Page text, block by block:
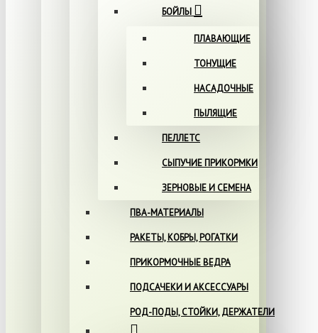
БОЙЛЫ
ПЛАВАЮЩИЕ
ТОНУЩИЕ
НАСАДОЧНЫЕ
ПЫЛЯЩИЕ
ПЕЛЛЕТС
СЫПУЧИЕ ПРИКОРМКИ
ЗЕРНОВЫЕ И СЕМЕНА
ПВА-МАТЕРИАЛЫ
РАКЕТЫ, КОБРЫ, РОГАТКИ
ПРИКОРМОЧНЫЕ ВЕДРА
ПОДСАЧЕКИ И АКСЕССУАРЫ
РОД-ПОДЫ, СТОЙКИ, ДЕРЖАТЕЛИ